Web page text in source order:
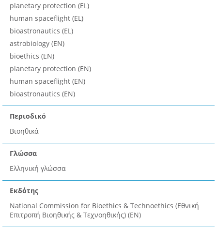
planetary protection (EL)
human spaceflight (EL)
bioastronautics (EL)
astrobiology (EN)
bioethics (EN)
planetary protection (EN)
human spaceflight (EN)
bioastronautics (EN)
Περιοδικό
Βιοηθικά
Γλώσσα
Ελληνική γλώσσα
Εκδότης
National Commission for Bioethics & Technoethics (Εθνική
Επιτροπή Βιοηθικής & Τεχνοηθικής) (EN)